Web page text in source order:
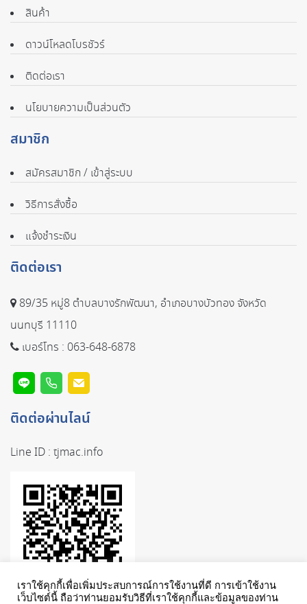
สินค้า
ดาวน์โหลดโบรชัวร์
ติดต่อเรา
นโยบายความเป็นส่วนตัว
สมาชิก
สมัครสมาชิก / เข้าสู่ระบบ
วิธีการสั่งซื้อ
แจ้งชำระเงิน
ติดต่อเรา
89/35 หมู่8 ตำบลบางรักพัฒนา, อำเภอบางบัวทอง จังหวัด
นนทบุรี 11110
เบอร์โทร : 063-648-6878
ติดต่อผ่านไลน์
Line ID : tjmac.info
เราใช้คุกกี้เพื่อเพิ่มประสบการณ์การใช้งานที่ดี การเข้าใช้งาน
เว็บไซต์นี้ ถือว่าท่านยอมรับวิธีที่เราใช้คุกกี้และข้อมูลของท่าน